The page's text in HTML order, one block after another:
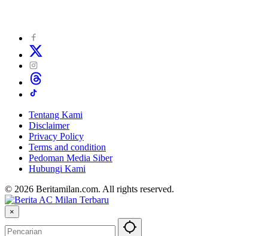
Tentang Kami
Disclaimer
Privacy Policy
Terms and condition
Pedoman Media Siber
Hubungi Kami
© 2026 Beritamilan.com. All rights reserved.
×